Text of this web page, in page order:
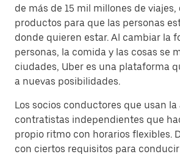
de más de 15 mil millones de viajes,
productos para que las personas
donde quieren estar. Al cambiar la
personas, la comida y las cosas se
ciudades, Uber es una plataforma
a nuevas posibilidades.
Los socios conductores que usan la
contratistas independientes que
propio ritmo con horarios flexibles.
con ciertos requisitos para